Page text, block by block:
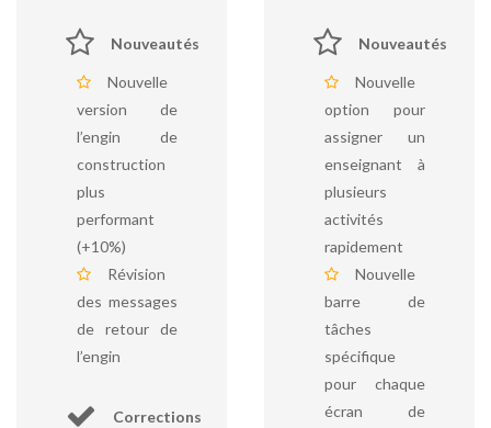
Nouveautés
Nouvelle
version de
l’engin de
construction
plus
performant
(+10%)
Révision
des messages
de retour de
l’engin
Corrections
Nouveautés
Nouvelle
option pour
assigner un
enseignant à
plusieurs
activités
rapidement
Nouvelle
barre de
tâches
spécifique
pour chaque
écran de